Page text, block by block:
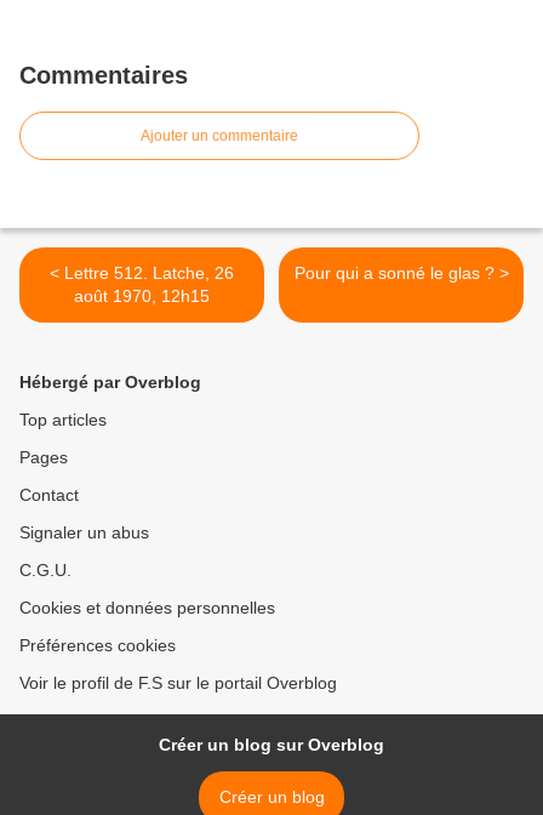
Commentaires
Ajouter un commentaire
< Lettre 512. Latche, 26
août 1970, 12h15
Pour qui a sonné le glas ? >
Hébergé par Overblog
Top articles
Pages
Contact
Signaler un abus
C.G.U.
Cookies et données personnelles
Préférences cookies
Voir le profil de F.S sur le portail Overblog
Créer un blog sur Overblog
Créer un blog